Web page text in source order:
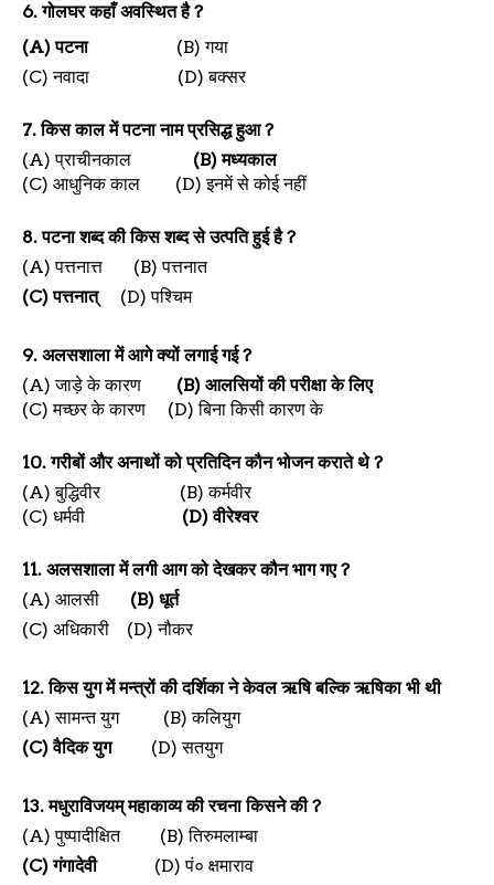
6.गोलघर कहाँ अवस्थित है?
(A)पटना (B)गया
(C)नवादा (D)बक्सर
7.किस काल में पटना नाम प्रसिद्ध हुआ?
(A)प्राचीनकाल (B)मध्यकाल
(C) आधुनिक काल (D)इनमें से कोई नहीं
8.पटना शब्द की किस शब्द से उत्पति हुई है?
(A)पत्तनात्त (B)पत्तनात
(C)पत्तनात् (D)पश्चिम
9. अलसशाला में आगे क्यों लगाई गई?
(A)जाड़े के कारण (B) आलसियों की परीक्षा के लिए
(C)मच्छर के कारण (D)बिना किसी कारण के
10.गरीबों और अनाथों को प्रतिदिन कौन भोजन कराते थे?
(A)बुद्धिवीर (B)कर्मवीर
(C) धर्मवी (D)वीरेश्वर
11. अलसशाला में लगी आग को देखकर कौन भाग गए?
(A) आलसी (B) धूर्त
(C) अधिकारी (D)नौकर
12.किस युग में मन्त्रों की दर्शिका ने केवल ऋषि बल्कि ऋषिका भी थी
(A)सामन्त युग (B)कलियुग
(C)वैदिक युग (D)सतयुग
13.मधुराविजयम् महाकाव्य की रचना किसने की?
(A)पुष्पादीक्षित (B)तिरुमलाम्बा
(C)गंगादेवी (D)पं० क्षमाराव